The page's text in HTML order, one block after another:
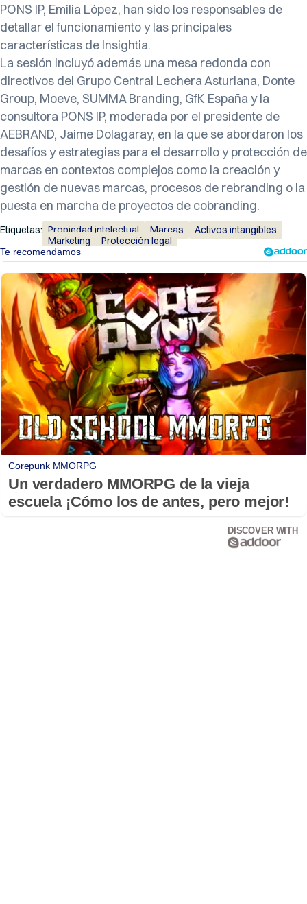
PONS IP, Emilia López, han sido los responsables de
detallar el funcionamiento y las principales
características de Insightia.
La sesión incluyó además una mesa redonda con
directivos del Grupo Central Lechera Asturiana, Donte
Group, Moeve, SUMMA Branding, GfK España y la
consultora PONS IP, moderada por el presidente de
AEBRAND, Jaime Dolagaray, en la que se abordaron los
desafíos y estrategias para el desarrollo y protección de
marcas en contextos complejos como la creación y
gestión de nuevas marcas, procesos de rebranding o la
puesta en marcha de proyectos de cobranding.
Etiquetas: Propiedad intelectual Marcas
Activos intangibles
Marketing
Protección legal
Corepunk MMORPG
Un verdadero MMORPG de la vieja
escuela ¡Cómo los de antes, pero mejor!
DISCOVER WITH